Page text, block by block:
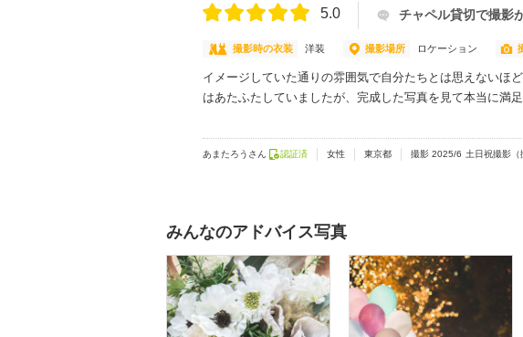
5.0 チャペル貸切で撮影
撮影時の衣装 洋装 撮影場所 ロケーション
イメージしていた通りの雰囲気で自分たちとは思えないほ
はあたふたしていましたが、完成した写真を見て本当に満
あまたろうさん 認証済 女性 東京都 撮影 2025/6 土日祝撮影
みんなのアドバイス写真